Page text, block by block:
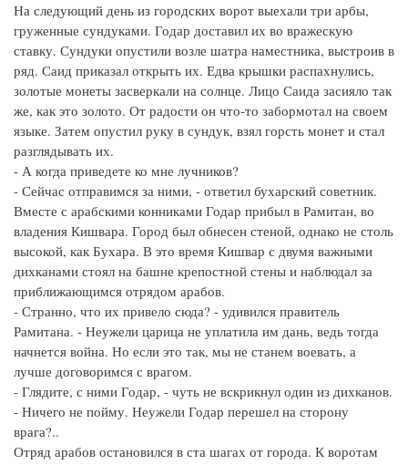
На следующий день из городских ворот выехали три арбы,
груженные сундуками. Годар доставил их во вражескую
ставку. Сундуки опустили возле шатра наместника, выстроив в
ряд. Саид приказал открыть их. Едва крышки распахнулись,
золотые монеты засверкали на солнце. Лицо Саида засияло так
же, как это золото. От радости он что-то забормотал на своем
языке. Затем опустил руку в сундук, взял горсть монет и стал
разглядывать их.
- А когда приведете ко мне лучников?
- Сейчас отправимся за ними, - ответил бухарский советник.
Вместе с арабскими конниками Годар прибыл в Рамитан, во
владения Кишвара. Город был обнесен стеной, однако не столь
высокой, как Бухара. В это время Кишвар с двумя важными
дихканами стоял на башне крепостной стены и наблюдал за
приближающимся отрядом арабов.
- Странно, что их привело сюда? - удивился правитель
Рамитана. - Неужели царица не уплатила им дань, ведь тогда
начнется война. Но если это так, мы не станем воевать, а
лучше договоримся с врагом.
- Глядите, с ними Годар, - чуть не вскрикнул один из дихканов.
- Ничего не пойму. Неужели Годар перешел на сторону
врага?..
Отряд арабов остановился в ста шагах от города. К воротам